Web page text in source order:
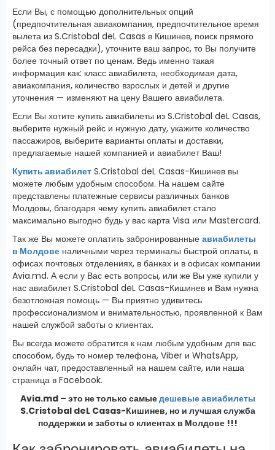
Если Вы, с помощью дополнительных опций
(предпочтительная авиакомпания, предпочтительное время
вылета из S.Cristobal deL Casas в Кишинев, поиск прямого
рейса без пересадки), уточните ваш запрос, то Вы получите
более точный ответ по ценам. Ведь именно такая
информация как: класс авиабилета, необходимая дата,
авиакомпания, количество взрослых и детей и другие
уточнения — изменяют на цену Вашего авиабилета.
Если Вы хотите купить авиабилеты из S.Cristobal deL Casas,
выберите нужный рейс и нужную дату, укажите количество
пассажиров, выберите варианты оплаты и доставки,
предлагаемые нашей компанией и авиабилет Ваш!
Купить авиабилет S.Cristobal deL Casas-Кишинев вы
можете любым удобным способом. На нашем сайте
представлены платежные сервисы различных банков
Молдовы, благодаря чему купить авиабилет стало
максимально выгодно будь у вас карта Visa или Mastercard.
Так же Вы можете оплатить забронированные авиабилеты
в Молдове наличными через терминалы быстрой оплаты, в
офисах почтовых отделениях, в банках и в офисах компании
Avia.md. А если у Вас есть вопросы, или же Вы уже купили у
нас авиабилет S.Cristobal deL Casas-Кишинев и Вам нужна
безотложная помощь — Вы приятно удивитесь
профессионализмом и внимательностью, проявленной к Вам
нашей службой заботы о клиентах.
Вы всегда можете обратится к нам любым удобным для вас
способом, будь то номер телефона, Viber и WhatsApp,
онлайн чат, предоставленный на нашем сайте, или наша
страница в Facebook.
Avia.md – это не только самыедешевые авиабилеты
S.Cristobal deL Casas-Кишинев, но и лучшая служба
поддержки и заботы о клиентах в Молдове !!!